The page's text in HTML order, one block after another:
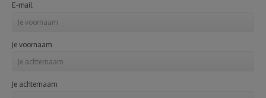
E-mail
Je voornaam
Je achternaam